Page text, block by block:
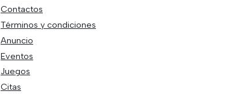
Contactos
Términos y condiciones
Anuncio
Eventos
Juegos
Citas